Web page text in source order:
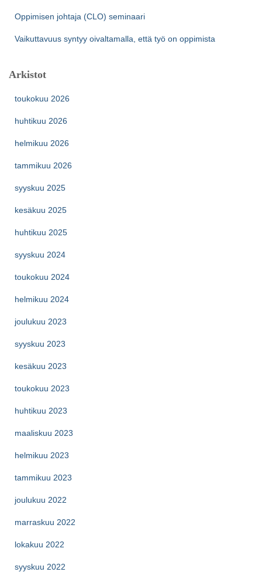
Oppimisen johtaja (CLO) seminaari
Vaikuttavuus syntyy oivaltamalla, että työ on oppimista
Arkistot
toukokuu 2026
huhtikuu 2026
helmikuu 2026
tammikuu 2026
syyskuu 2025
kesäkuu 2025
huhtikuu 2025
syyskuu 2024
toukokuu 2024
helmikuu 2024
joulukuu 2023
syyskuu 2023
kesäkuu 2023
toukokuu 2023
huhtikuu 2023
maaliskuu 2023
helmikuu 2023
tammikuu 2023
joulukuu 2022
marraskuu 2022
lokakuu 2022
syyskuu 2022